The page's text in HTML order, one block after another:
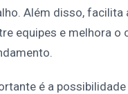
Além disso, facilita
equipes e melhora o
é a